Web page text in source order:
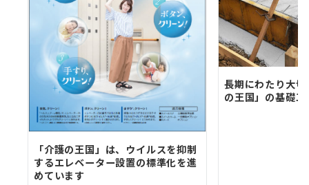
「介護の王国」は、ウイルスを抑制
するエレベーター設置の標準化を進
めています
長期にわたり大
の王国」の基礎工